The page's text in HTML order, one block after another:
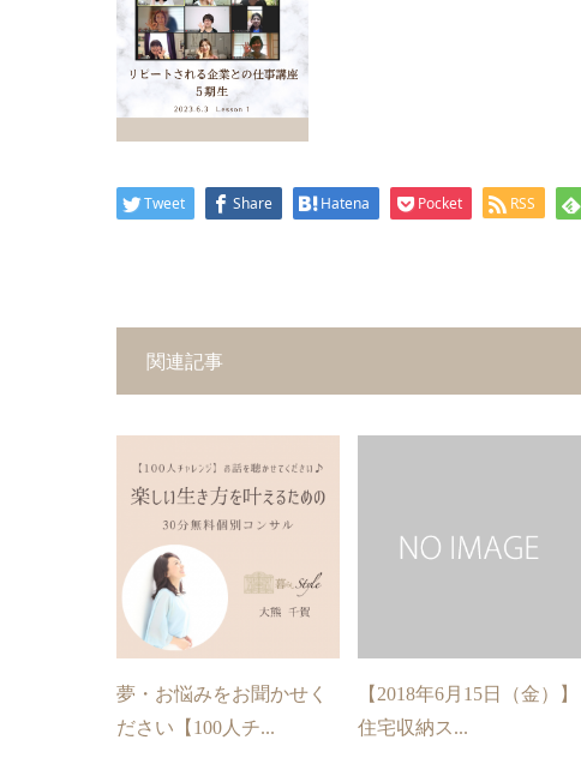
Tweet Share Hatena Pocket RSS
関連記事
夢・お悩みをお聞かせく
ださい【100人チ...
【2018年6月15日（金）】
住宅収納ス...